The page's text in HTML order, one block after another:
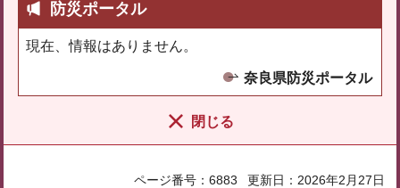
防災ポータル
現在、情報はありません。
奈良県防災ポータル
閉じる
ページ番号：6883 更新日：2026年2月27日